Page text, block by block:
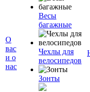
О
вас
и о
нас
Весы
багажные
Чехлы для
велосипедов
Зонты